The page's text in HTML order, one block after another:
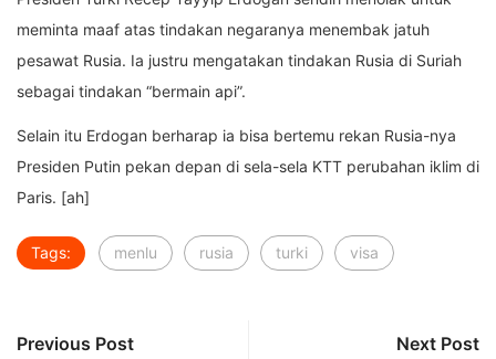
meminta maaf atas tindakan negaranya menembak jatuh
pesawat Rusia. Ia justru mengatakan tindakan Rusia di Suriah
sebagai tindakan “bermain api”.
Selain itu Erdogan berharap ia bisa bertemu rekan Rusia-nya
Presiden Putin pekan depan di sela-sela KTT perubahan iklim di
Paris. [ah]
Tags: menlu rusia turki visa
Previous Post Next Post